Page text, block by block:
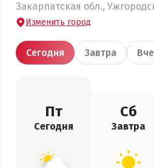
Закарпатская обл.,
Изменить город
Сегодня Завтра
Пт
Сегодня
Сб
Завтра